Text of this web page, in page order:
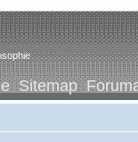
Sitemap